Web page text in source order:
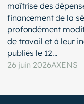
maîtrise des
financement de la
profondément
de travail et à leur
publiés le 12...
26 juin 2026AXENS